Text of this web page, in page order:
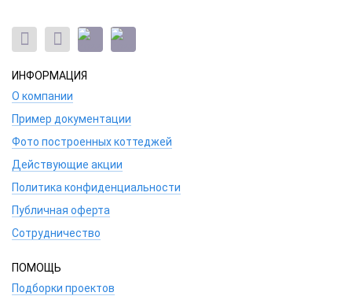
ИНФОРМАЦИЯ
О компании
Пример документации
Фото построенных коттеджей
Действующие акции
Политика конфиденциальности
Публичная оферта
Сотрудничество
ПОМОЩЬ
Подборки проектов